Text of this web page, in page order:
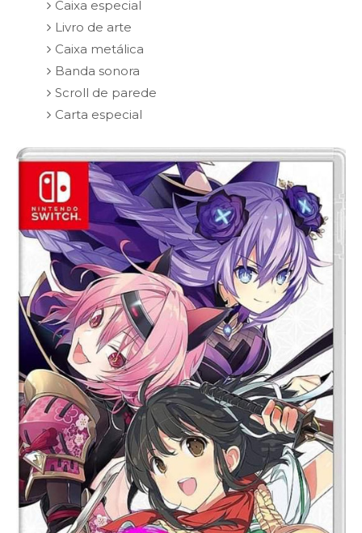
Caixa especial
Livro de arte
Caixa metálica
Banda sonora
Scroll de parede
Carta especial